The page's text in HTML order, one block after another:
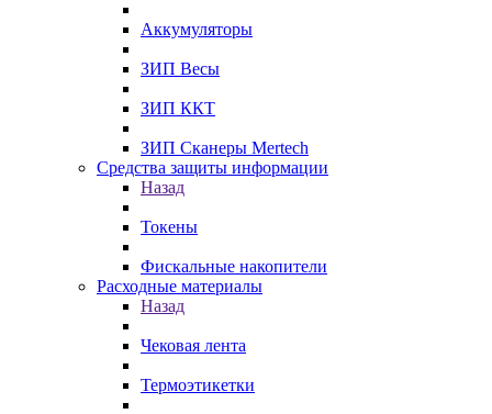
Аккумуляторы
ЗИП Весы
ЗИП ККТ
ЗИП Сканеры Mertech
Средства защиты информации
Назад
Токены
Фискальные накопители
Расходные материалы
Назад
Чековая лента
Термоэтикетки